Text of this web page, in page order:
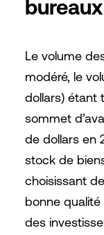
bureaux
Le volume
modéré, le
dollars) étant
sommet
de dollars en
stock de
choisissant
bonne
des